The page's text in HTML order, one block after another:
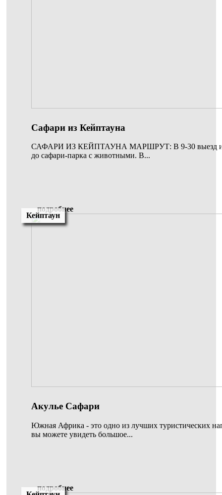
Сафари из Кейптауна
САФАРИ ИЗ КЕЙПТАУНА МАРШРУТ: В 9-30 выезд из
до сафари-парка с животными. В...
подробнее
Кейптаун
Акулье Сафари
Южная Африка - это одно из лучших туристических
вы можете увидеть большое...
подробнее